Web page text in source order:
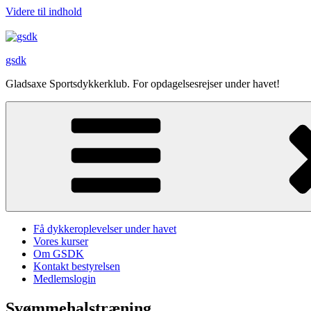
Videre til indhold
gsdk
Gladsaxe Sportsdykkerklub. For opdagelsesrejser under havet!
Få dykkeroplevelser under havet
Vores kurser
Om GSDK
Kontakt bestyrelsen
Medlemslogin